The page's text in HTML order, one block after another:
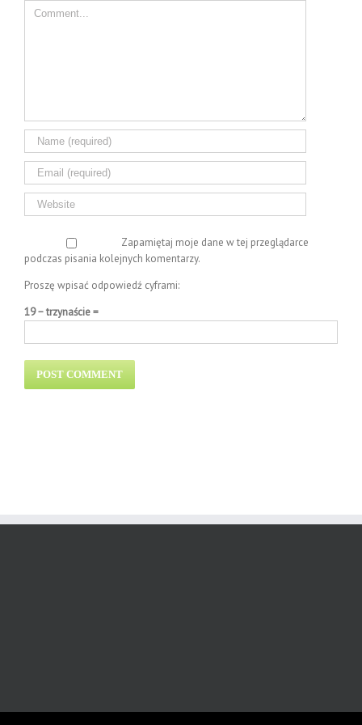
Comment
Zapamiętaj moje dane w tej przeglądarce
podczas pisania kolejnych komentarzy.
Proszę wpisać odpowiedź cyframi:
19 − trzynaście =